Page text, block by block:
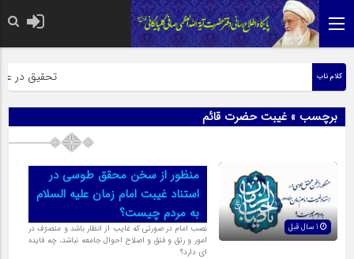
کلام ناب تحقیق در
برچسب » غیبت حضرت قائم
منظور از سخن محقق طوسی در
استناد غیبت امام زمان علیه السلام
به مردم چیست؟
نصب امام در صورتى که غایب از انظار باشد و متصرّف در
امور و رتق و فتق و اصلاح احوال جامعه نباشد، چه فایده
اى دارد؟